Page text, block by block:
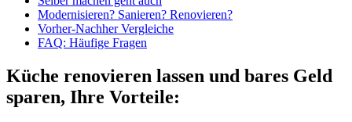
Modernisieren? Sanieren? Renovieren?
Vorher-Nachher Vergleiche
FAQ: Häufige Fragen
Küche renovieren lassen und bares Geld
sparen, Ihre Vorteile: